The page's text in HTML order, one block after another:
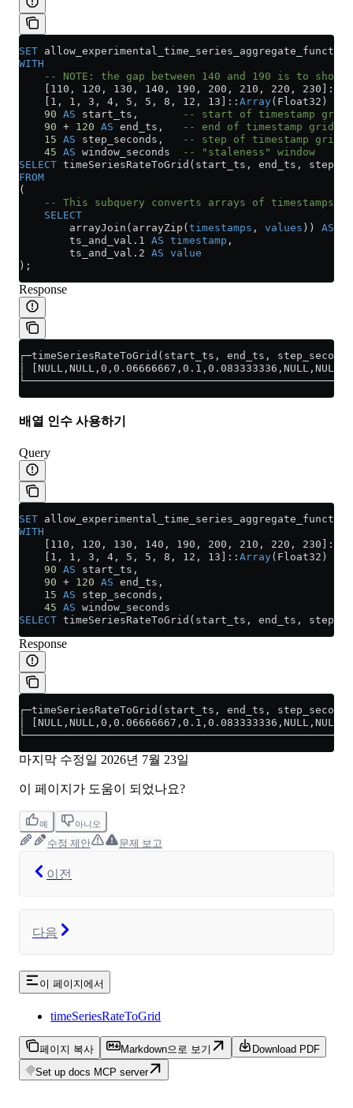
SET
WITH
-- NOTE: the gap between 140 and 190 is to show
    [110, 120, 130, 140, 190, 200, 210, 220, 230]::
    [1, 1, 3, 4, 5, 5, 8, 12, 13]::
Array(Float32)
    90
AS start_ts,
-- start of timestamp grid
    90
+ 120 AS end_ts,
-- end of timestamp grid
    15
AS step_seconds,
-- step of timestamp grid
    45
AS window_seconds
-- "staleness" window
SELECT timeSeriesRateToGrid(start_ts, end_ts,
FROM
(
-- This subquery converts arrays of timestamps
    SELECT
        arrayJoin(arrayZip(
timestamps , values )) AS
        ts_and_val
. 1 AS timestamp ,
        ts_and_val
. 2 AS value
);
Response
┌─timeSeriesRateToGrid(start_ts, end_ts,
│
배열 인수 사용하기
Query
SET
WITH
    [110, 120, 130, 140, 190, 200, 210, 220, 230]::
    [1, 1, 3, 4, 5, 5, 8, 12, 13]::
Array(Float32)
    90
AS start_ts,
    90
+ 120 AS end_ts,
    15
AS step_seconds,
    45
AS window_seconds
SELECT timeSeriesRateToGrid(start_ts, end_ts,
Response
┌─timeSeriesRateToGrid(start_ts, end_ts,
│
마지막 수정일 2026년 7월 23일
이 페이지가 도움이 되었나요?
예 아니오
수정 제안 문제 보고
이전
다음
이 페이지에서
timeSeriesRateToGrid
페이지 복사 Markdown으로 보기
Download PDF
Set up docs MCP server